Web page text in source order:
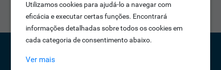
autênticos.
Utilizamos cookies para ajudá-lo a navegar com
eficácia e executar certas funções. Encontrará
informações detalhadas sobre todos os cookies em
cada categoria de consentimento abaixo.
Ver mais